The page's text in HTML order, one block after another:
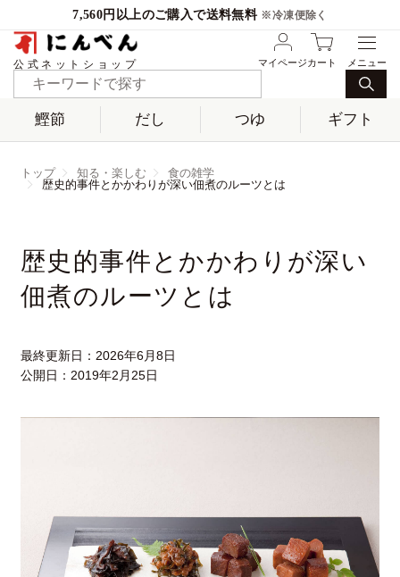
7,560円以上のご購入で送料無料 ※冷凍便除く
公式ネットショップ マイページカート
鰹節 だし つゆ ギフト
トップ 知る・楽しむ
食の雑学
歴史的事件とかかわりが深い佃煮のルーツとは
歴史的事件とかかわりが深い
佃煮のルーツとは
最終更新日： 2026年6月8日
公開日： 2019年2月25日